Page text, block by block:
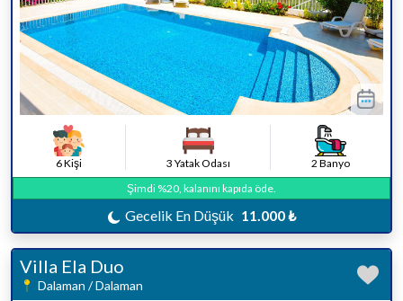
6 Kişi 3 Yatak Odası
2 Banyo
Şimdi %20, kalanını kapıda öde.
Gecelik En Düşük 11.000 ₺
Villa Ela Duo
Dalaman / Dalaman